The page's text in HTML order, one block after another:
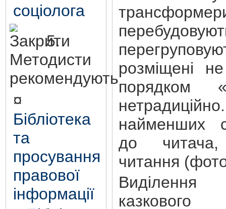
соціолога
5.
Методисти
рекомендують
¤
Бібліотека
та
просування
правової
інформації
розміщені
порядком
найменших
до
читання
Виділення
казкового